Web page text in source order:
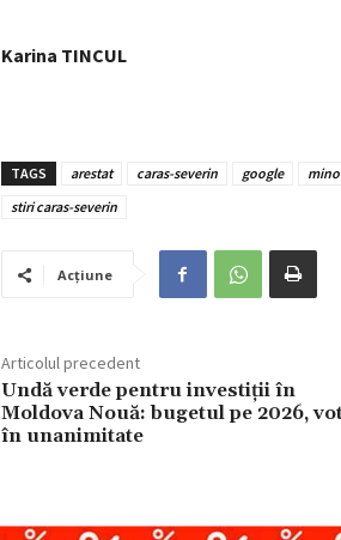
Karina TINCUL
TAGS arestat caras-severin google
stiri caras-severin
Acțiune
Articolul precedent
Undă verde pentru investiții în
Moldova Nouă: bugetul pe 2026,
în unanimitate